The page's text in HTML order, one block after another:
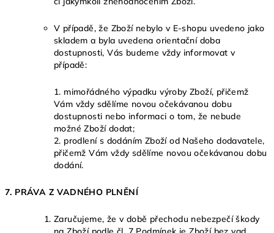
V případě, že Zboží nebylo v E-shopu uvedeno jako
skladem a byla uvedena orientační doba
dostupnosti, Vás budeme vždy informovat v
případě:
1. mimořádného výpadku výroby Zboží, přičemž
Vám vždy sdělíme novou očekávanou dobu
dostupnosti nebo informaci o tom, že nebude
možné Zboží dodat;
2. prodlení s dodáním Zboží od Našeho dodavatele,
přičemž Vám vždy sdělíme novou očekávanou dobu
dodání.
7. PRÁVA Z VADNÉHO PLNĚNÍ
Zaručujeme, že v době přechodu nebezpečí škody